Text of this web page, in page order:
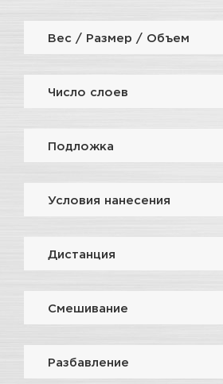
Вес / Размер / Объем
Число слоев
Подложка
Условия нанесения
Дистанция
Смешивание
Разбавление